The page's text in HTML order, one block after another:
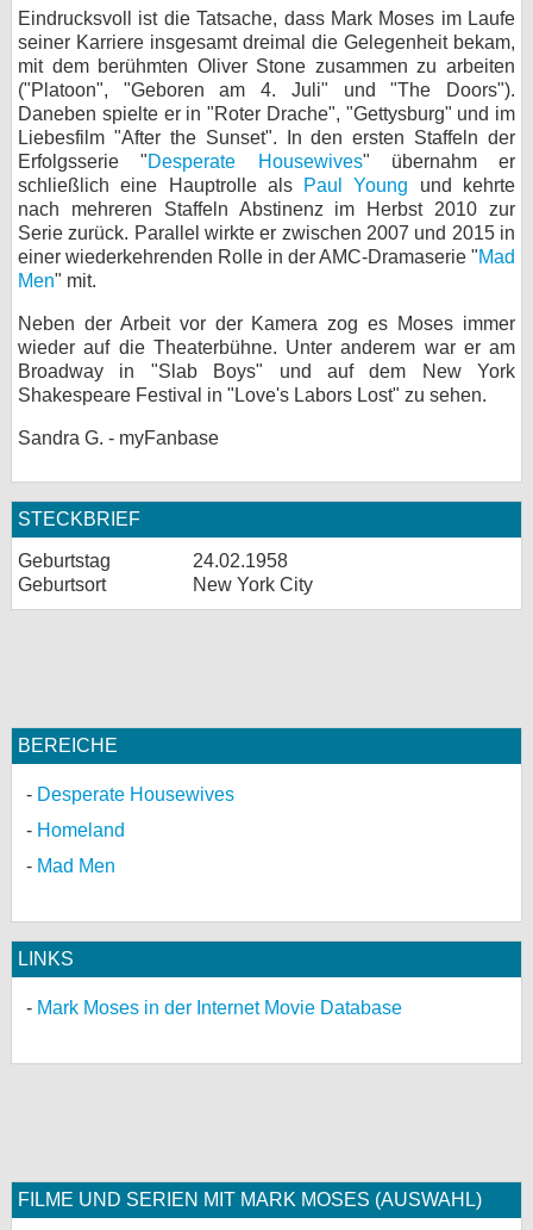
Eindrucksvoll ist die Tatsache, dass Mark Moses im Laufe
seiner Karriere insgesamt dreimal die Gelegenheit bekam,
mit dem berühmten Oliver Stone zusammen zu arbeiten
("Platoon", "Geboren am 4. Juli" und "The Doors").
Daneben spielte er in "Roter Drache", "Gettysburg" und im
Liebesfilm "After the Sunset". In den ersten Staffeln der
Erfolgsserie "Desperate Housewives" übernahm er
schließlich eine Hauptrolle als
Paul Young und kehrte
nach mehreren Staffeln Abstinenz im Herbst 2010 zur
Serie zurück. Parallel wirkte er zwischen 2007 und 2015 in
einer wiederkehrenden Rolle in der AMC-Dramaserie "Mad
Men" mit.
Neben der Arbeit vor der Kamera zog es Moses immer
wieder auf die Theaterbühne. Unter anderem war er am
Broadway in "Slab Boys" und auf dem New York
Shakespeare Festival in "Love's Labors Lost" zu sehen.
Sandra G. - myFanbase
STECKBRIEF
Geburtstag
24.02.1958
Geburtsort
New York City
BEREICHE
Desperate Housewives
Homeland
Mad Men
LINKS
Mark Moses in der Internet Movie Database
FILME UND SERIEN MIT MARK MOSES (AUSWAHL)
Nutzungsbedingungen
Datenschutz
Cookie-Einstellungen
Impressum
Desktop-Ansicht
myFanbase